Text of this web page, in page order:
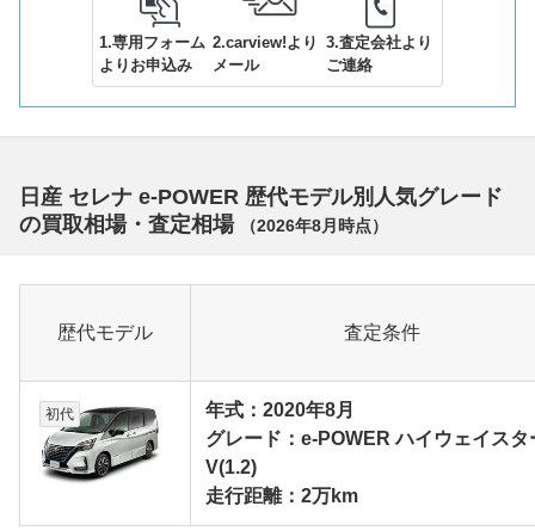
1.専用フォーム
よりお申込み
2.carview!より
メール
3.査定会社より
ご連絡
日産 セレナ e-POWER 歴代モデル別人気グレード
の買取相場・査定相場
（2026年8月 時点）
歴代モデル 査定条件
初代
年式：2020年8月
グレード：e-POWER ハイウェイスタ
V(1.2)
走行距離：2万km